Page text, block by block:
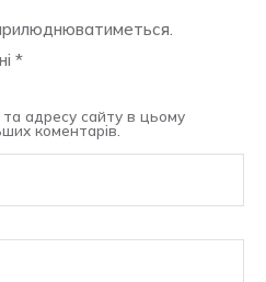
*
адресу сайту в цьому
коментарів.